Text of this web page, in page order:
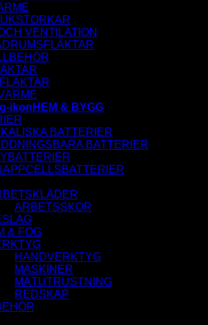
VENTILATION
HEM & BYGG
BATTERIER
BATTERIER
ARBETSSKOR
& FOG
HANDVERKTYG
MASKINER
MÄTUTRUSTNING
REDSKAP